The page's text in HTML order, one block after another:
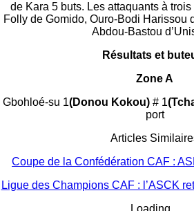
de Kara 5 buts. Les attaquants à
Folly de Gomido, Ouro-Bodi Harissou
Abdou-Bastou
Résultats et
Zone A
Gbohloé-su 1(Donou Kokou) # 1
port
Articles
Coupe de la Confédération CAF :
Ligue des Champions CAF : l’ASCK
Loading...